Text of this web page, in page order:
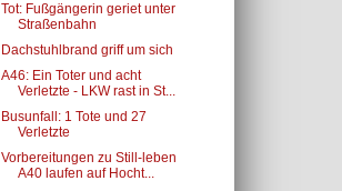
Tot: Fußgängerin geriet unter
Straßenbahn
Dachstuhlbrand griff um sich
A46: Ein Toter und acht
Verletzte - LKW rast in St...
Busunfall: 1 Tote und 27
Verletzte
Vorbereitungen zu Still-leben
A40 laufen auf Hocht...